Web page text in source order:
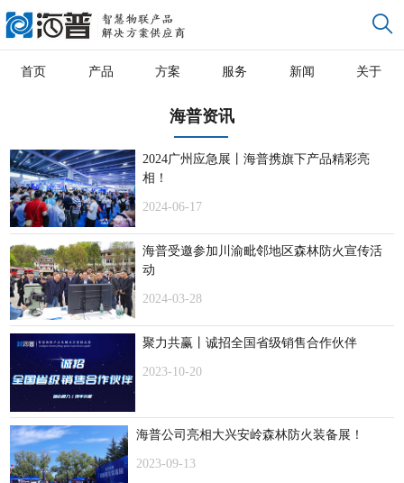
首页 产品 方案 服务 新闻 关于
海普资讯
2024广州应急展丨海普携旗下产品精彩亮
相！
2024-06-17
海普受邀参加川渝毗邻地区森林防火宣传活
动
2024-03-28
聚力共赢丨诚招全国省级销售合作伙伴
2023-10-20
海普公司亮相大兴安岭森林防火装备展！
2023-09-13